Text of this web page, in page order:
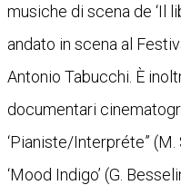
musiche di scena de ‘Il
andato in scena al
Antonio Tabucchi. È
documentari
‘Pianiste/Interpréte”
‘Mood Indigo’ (G.